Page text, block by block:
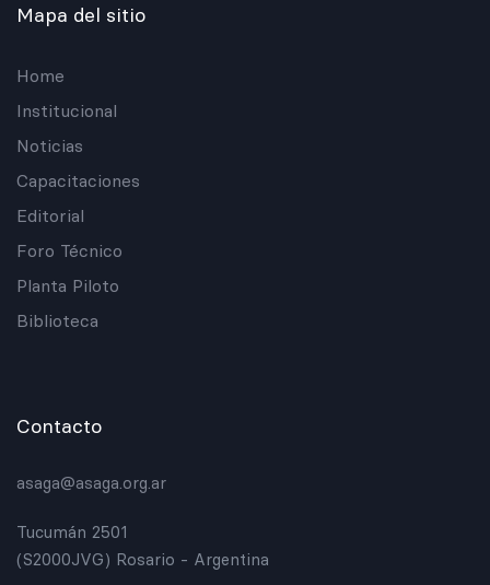
Mapa del sitio
Home
Institucional
Noticias
Capacitaciones
Editorial
Foro Técnico
Planta Piloto
Biblioteca
Contacto
asaga@asaga.org.ar
Tucumán 2501
(S2000JVG) Rosario - Argentina